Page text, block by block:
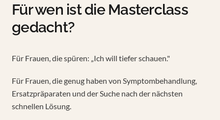
Für wen ist die Masterclass
gedacht?
Für Frauen, die spüren: „Ich will tiefer schauen."
Für Frauen, die genug haben von Symptombehandlung,
Ersatzpräparaten und der Suche nach der nächsten
schnellen Lösung.